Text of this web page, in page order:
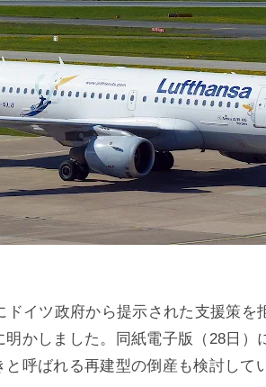
イツ政府から提示された支援策を
かしました。同紙電子版（28日）
呼ばれる再建型の倒産も検討して